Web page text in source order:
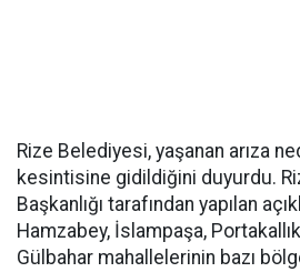
Rize Belediyesi, yaşanan arıza
kesintisine gidildiğini duyurdu.
Başkanlığı tarafından yapılan
Hamzabey, İslampaşa,
Gülbahar mahallelerinin bazı